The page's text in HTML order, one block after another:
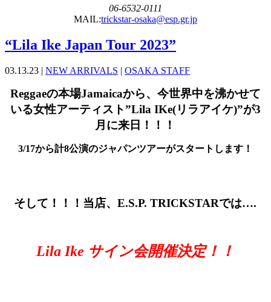
06-6532-0111
MAIL:trickstar-osaka@esp.gr.jp
“Lila Ike Japan Tour 2023”
03.13.23 | NEW ARRIVALS | OSAKA STAFF
Reggaeの本場Jamaicaから、今世界中を沸かせて
いる女性アーティスト”Lila IKe(リラアイケ)”が3
月に来日！！！
3/17から計8公演のジャパンツアーがスタートします！
そして！！！当店、E.S.P. TRICKSTARでは….
Lila Ike サイン会開催決定！！